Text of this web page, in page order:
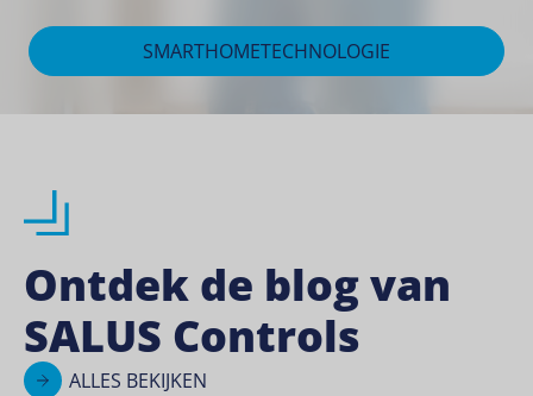
SMARTHOMETECHNOLOGIE
Ontdek de blog van
SALUS Controls
ALLES BEKIJKEN